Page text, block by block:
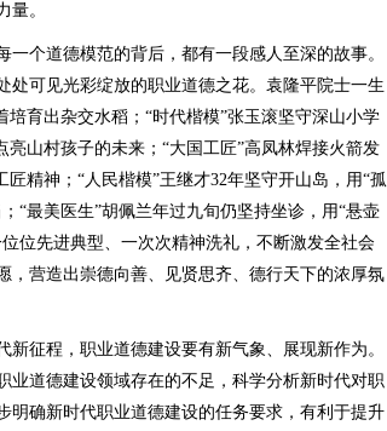
量。
个道德模范的背后，都有一段感人至深的故事。
处可见光彩绽放的职业道德之花。袁隆平院士一生
培育出杂交水稻；“时代楷模”张玉滚坚守深山小学
亮山村孩子的未来；“大国工匠”高凤林焊接火箭发
精神；“人民楷模”王继才32年坚守开山岛，用“孤
“最美医生”胡佩兰年过九旬仍坚持坐诊，用“悬壶
位先进典型、一次次精神洗礼，不断激发全社会
，营造出崇德向善、见贤思齐、德行天下的浓厚氛
征程，职业道德建设要有新气象、展现新作为。
业道德建设领域存在的不足，科学分析新时代对职
明确新时代职业道德建设的任务要求，有利于提升